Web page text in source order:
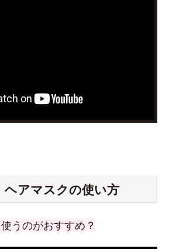
ヘアマスクの使い方
うのがおすすめ？